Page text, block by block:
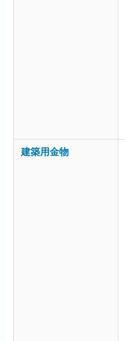
建築用金物